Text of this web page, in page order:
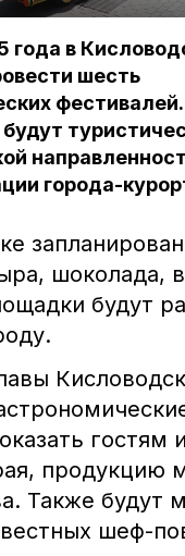
года в
шесть
фестивалей.
города-
шоколада,
будут
гостям
продукцию
Также будут
шеф-